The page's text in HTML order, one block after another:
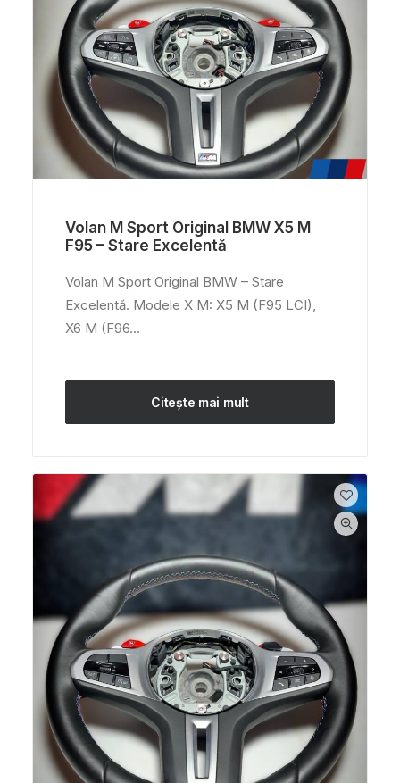
Volan M Sport Original BMW X5 M
F95 – Stare Excelentă
Volan M Sport Original BMW – Stare
Excelentă. Modele X M: X5 M (F95 LCI),
X6 M (F96…
Citește mai mult